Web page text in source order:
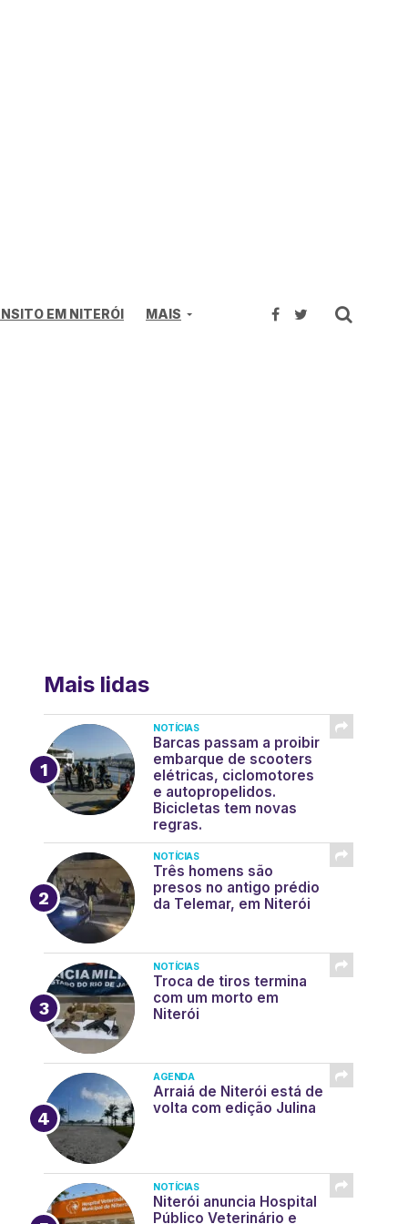
EM NITERÓI MAIS
Mais lidas
NOTÍCIAS
Barcas passam a proibir
embarque de scooters
elétricas, ciclomotores
e autopropelidos.
Bicicletas tem novas
regras.
NOTÍCIAS
Três homens são
presos no antigo prédio
da Telemar, em Niterói
NOTÍCIAS
Troca de tiros termina
com um morto em
Niterói
AGENDA
Arraiá de Niterói está de
volta com edição Julina
NOTÍCIAS
Niterói anuncia Hospital
Público Veterinário e